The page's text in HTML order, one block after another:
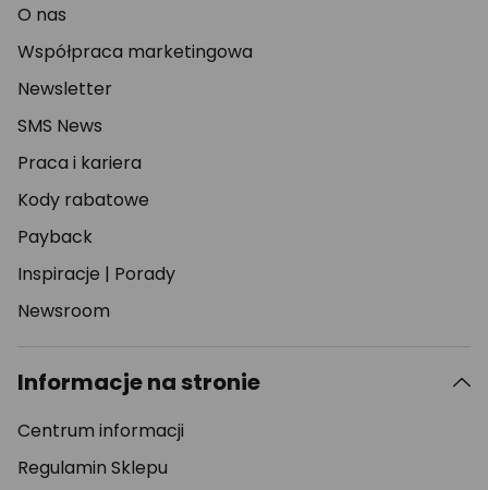
O nas
Współpraca marketingowa
Newsletter
SMS News
Praca i kariera
Kody rabatowe
Payback
Inspiracje | Porady
Newsroom
Informacje na stronie
Centrum informacji
Regulamin Sklepu